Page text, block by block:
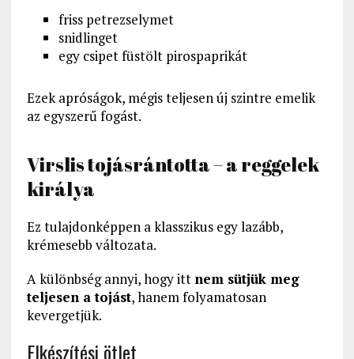
friss petrezselymet
snidlinget
egy csipet füstölt pirospaprikát
Ezek apróságok, mégis teljesen új szintre emelik
az egyszerű fogást.
Virslis tojásrántotta – a reggelek
királya
Ez tulajdonképpen a klasszikus egy lazább,
krémesebb változata.
A különbség annyi, hogy itt nem sütjük meg
teljesen a tojást, hanem folyamatosan
kevergetjük.
Elkészítési ötlet